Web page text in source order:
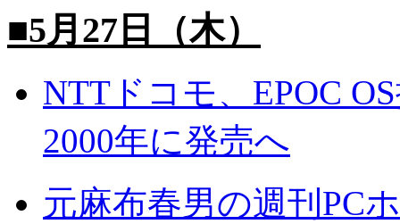
■5月27日（木）
NTTドコモ、EPOC
2000年に発売へ
元麻布春男の週刊PC